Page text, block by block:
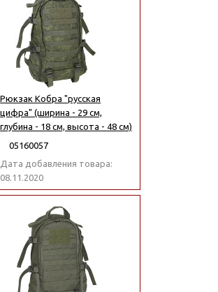
Рюкзак Кобра "русская
цифра" (ширина - 29 см,
глубина - 18 см, высота - 48 см)
05160057
Дата добавления товара:
08.11.2020